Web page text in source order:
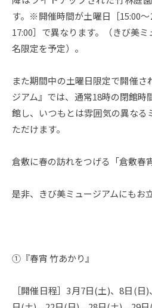
す。※開催時間が土曜日［15:00
17:00］で異なります。（きび美
名限定を予定）。
また期間中の土曜日限定で開催さ
ジアム』では、通常18時の閉館時
館し、いつもとは雰囲気の異なる
ただけます。
倉敷に春の訪れをつげる「倉敷春
是非、きび美ミュージアムにもお
➀『春宵 竹あかり』
［開催日程］3月7日(土)、8日(